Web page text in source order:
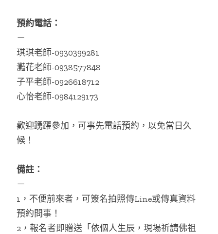
預約電話：
－
琪琪老師-0930399281
灩花老師-0938577848
子平老師-0926618712
心怡老師-0984129173
歡迎踴躍參加，可事先電話預約，以免當日久
候！
備註：
－
1，不便前來者，可簽名拍照傳Line或傳真資料
預約問事！
2，報名者即贈送「依個人生辰，現場祈請佛祖